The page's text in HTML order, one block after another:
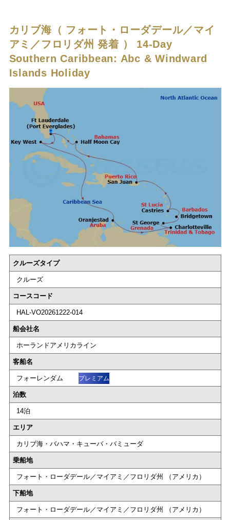
カリブ海（ フォート・ローダデール／マイ
アミ／フロリダ州 発着 ） 14-Day
Southern Caribbean: Abc & Windward
Islands Holiday
クルーズタイプ
クルーズ
コースコード
HAL-VO20261222-014
船会社名
ホーランドアメリカライン
客船名
フォーレンダム プレミアム
泊数
14泊
エリア
カリブ海・バハマ・キューバ・バミューダ
乗船地
フォート・ローダデール／マイアミ／フロリダ州 （アメリカ）
下船地
フォート・ローダデール／マイアミ／フロリダ州 （アメリカ）